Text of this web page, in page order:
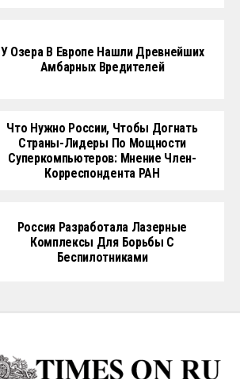
У Озера В Европе Нашли Древнейших
Амбарных Вредителей
Что Нужно России, Чтобы Догнать
Страны-Лидеры По Мощности
Суперкомпьютеров: Мнение Член-
Корреспондента РАН
Россия Разработала Лазерные
Комплексы Для Борьбы С
Беспилотниками